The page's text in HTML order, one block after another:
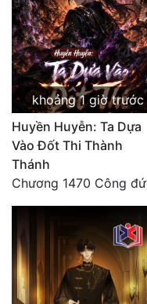
Sảng Văn
Sắc
Sủng
Thanh Xuân
Tiên Hiệp
Tiểu Thuyết
Trùng Sinh
Trọng Sinh
khoảng 1 giờ trước
Huyền Huyễn: Ta Dựa
Vào Đốt Thi Thành
Thánh